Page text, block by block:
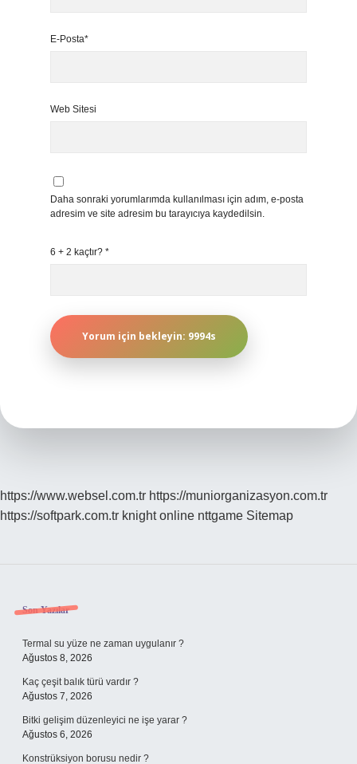
E-Posta*
Web Sitesi
Daha sonraki yorumlarımda kullanılması için adım, e-posta
adresim ve site adresim bu tarayıcıya kaydedilsin.
6 + 2 kaçtır? *
https://www.websel.com.tr https://muniorganizasyon.com.tr
https://softpark.com.tr knight online nttgame Sitemap
Sidebar
Son Yazılar
Termal su yüze ne zaman uygulanır ?
Ağustos 8, 2026
Kaç çeşit balık türü vardır ?
Ağustos 7, 2026
Bitki gelişim düzenleyici ne işe yarar ?
Ağustos 6, 2026
Konstrüksiyon borusu nedir ?